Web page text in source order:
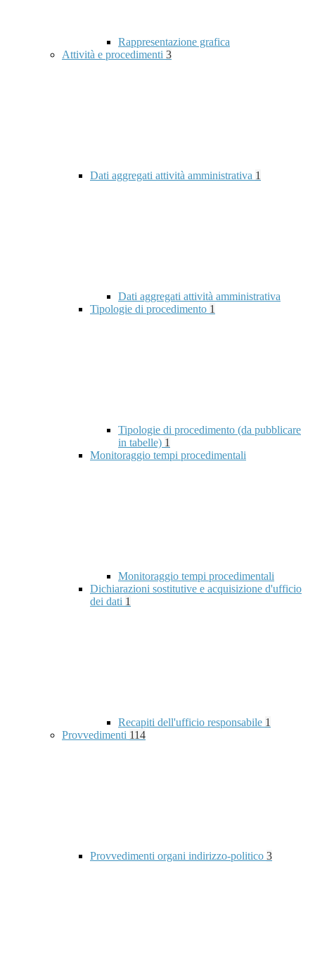
Rappresentazione grafica
Attività e procedimenti 3
Dati aggregati attività amministrativa 1
Dati aggregati attività amministrativa
Tipologie di procedimento 1
Tipologie di procedimento (da pubblicare
in tabelle) 1
Monitoraggio tempi procedimentali
Monitoraggio tempi procedimentali
Dichiarazioni sostitutive e acquisizione d'ufficio
dei dati 1
Recapiti dell'ufficio responsabile 1
Provvedimenti 114
Provvedimenti organi indirizzo-politico 3